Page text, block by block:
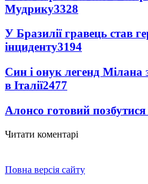
Мудрику3328
У Бразилії гравець став
інциденту3194
Син і онук легенд Мілана
в Італії2477
Алонсо готовий позбутися
Читати коментарі
Повна версія сайту